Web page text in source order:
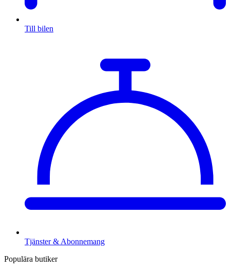
Till bilen
Tjänster & Abonnemang
Populära butiker